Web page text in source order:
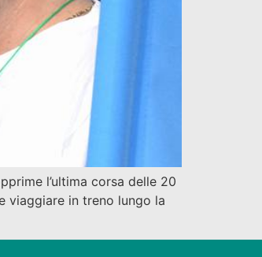
l’ultima corsa delle 20
viaggiare in treno lungo la